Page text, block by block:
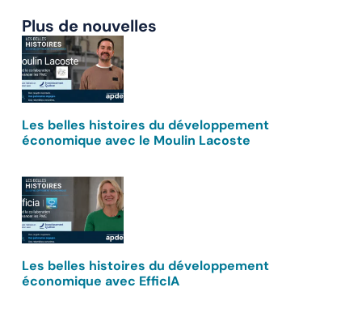
Plus de nouvelles
Les belles histoires du développement
économique avec le Moulin Lacoste
Les belles histoires du développement
économique avec EfficIA